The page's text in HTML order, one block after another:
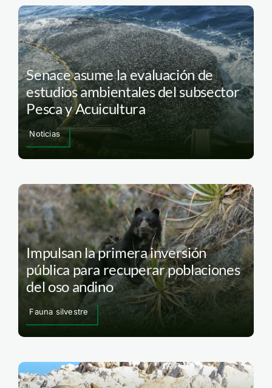
Senace asume la evaluación de
estudios ambientales del subsector
Pesca y Acuicultura
Noticias
Impulsan la primera inversión
pública para recuperar poblaciones
del oso andino
Fauna silvestre